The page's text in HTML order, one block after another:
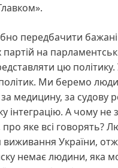
передбачити
партій на
цю політику.
політик. Ми беремо
за медицину, за судову
інтеграцію. А чому не
про яке всі говорять?
виживання України,
немає людини, яка